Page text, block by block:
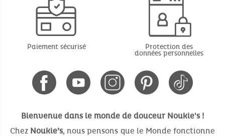
Paiement sécurisé Protection des
données personnelles
Bienvenue dans le monde de douceur Noukie's !
Chez Noukie’s, nous pensons que le Monde fonctionne